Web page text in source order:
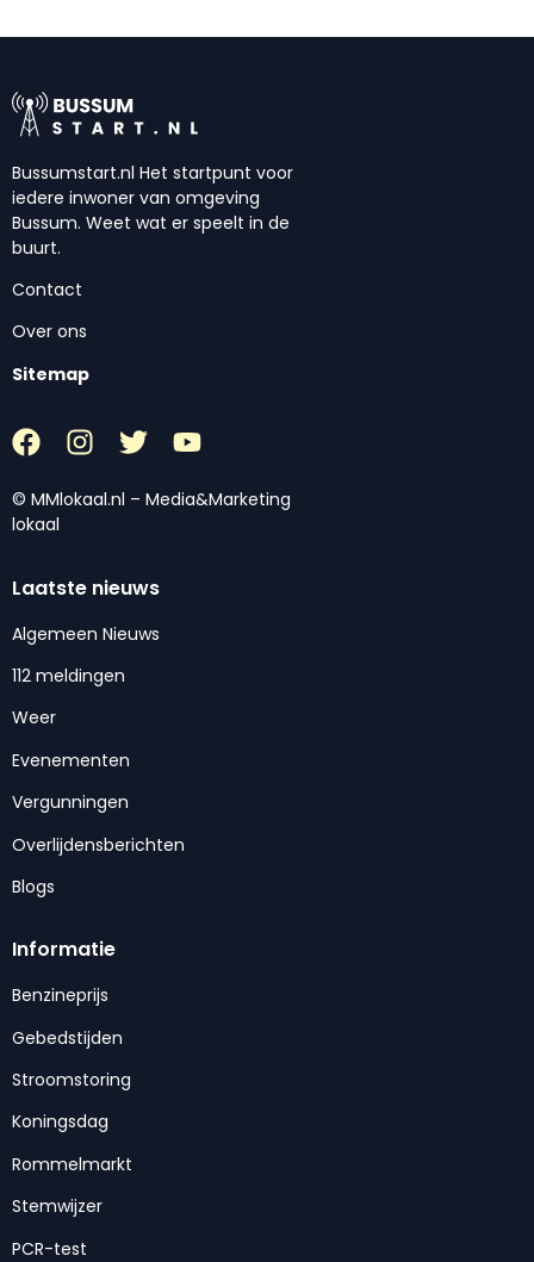
Bussumstart.nl Het startpunt voor
iedere inwoner van omgeving
Bussum. Weet wat er speelt in de
buurt.
Contact
Over ons
Sitemap
© MMlokaal.nl – Media&Marketing
lokaal
Laatste nieuws
Algemeen Nieuws
112 meldingen
Weer
Evenementen
Vergunningen
Overlijdensberichten
Blogs
Informatie
Benzineprijs
Gebedstijden
Stroomstoring
Koningsdag
Rommelmarkt
Stemwijzer
PCR-test